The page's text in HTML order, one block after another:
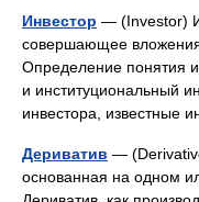
Инвестор — (Investor)
совершающее
Определение понятия
и институциональный
инвестора, известные
Дериватив —
основанная на одном